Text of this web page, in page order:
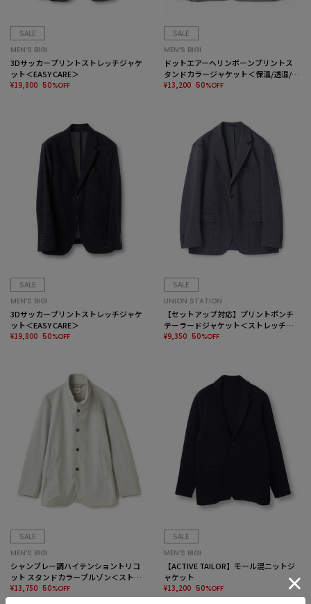
SALE
MEN’S BIGI
3Dサッカープリントストレッチジャケ
ット＜EASY CARE＞
¥19,800 50%OFF
SALE
MEN’S BIGI
ドットエアーヘリンボーンプリントス
タンドカラージャケット＜保温/透湿/撥
水/防シワ/ストレッチ＞
¥13,200 50%OFF
SALE
MEN’S BIGI
3Dサッカープリントストレッチジャケ
ット＜EASY CARE＞
¥19,800 50%OFF
SALE
UNION STATION
【セットアップ対応】プリントポンチ
テーラードジャケット＜ストレッチ・
ハンドウォッシャブル・接触冷感＞
¥9,350 50%OFF
SALE
MEN’S BIGI
シャンブレー調ハイテンショントリコ
ット スタンドカラーブルゾン＜ストレ
ッチ＞＜接触冷感/速乾/UVカット＞
¥13,750 50%OFF
SALE
MEN’S BIGI
【ACTIVE TAILOR】モール混ニットジ
ャケット
¥13,200 50%OFF